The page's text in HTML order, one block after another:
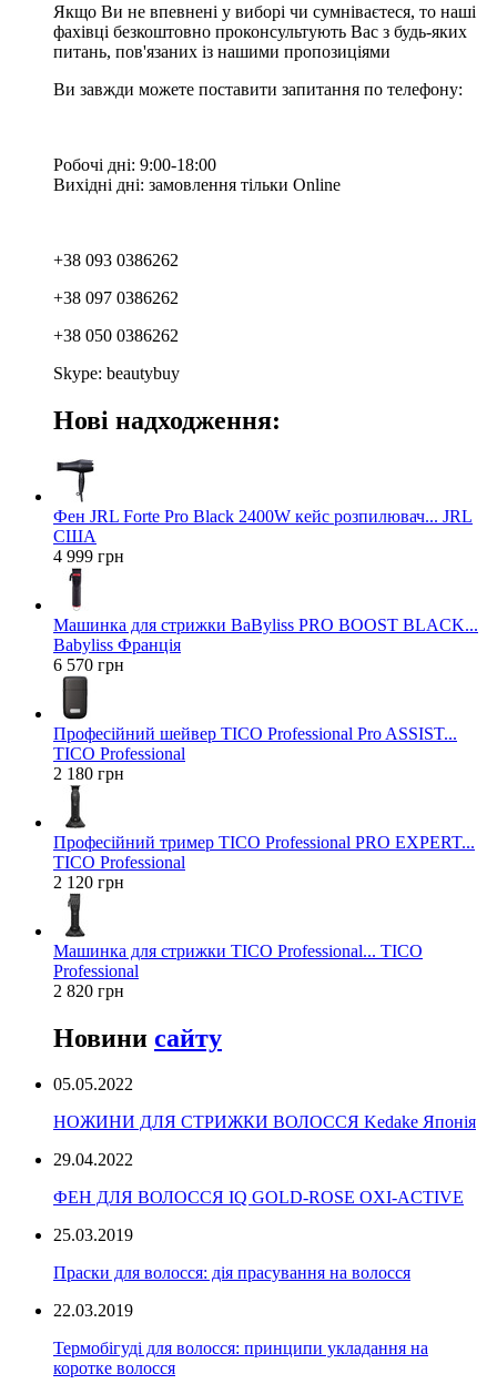
Якщо Ви не впевнені у виборі чи сумніваєтеся, то наші
фахівці безкоштовно проконсультують Вас з будь-яких
питань, пов'язаних із нашими пропозиціями
Ви завжди можете поставити запитання по телефону:
Робочі дні: 9:00-18:00
Вихідні дні: замовлення тільки Online
+38 093 0386262
+38 097 0386262
+38 050 0386262
Skype: beautybuy
Нові надходження:
Фен JRL Forte Pro Black 2400W кейс розпилювач... JRL
США
4 999 грн
Машинка для стрижки BaByliss PRO BOOST BLACK...
Babyliss Франція
6 570 грн
Професійний шейвер TICO Professional Pro ASSIST...
TICO Professional
2 180 грн
Професійний тример TICO Professional PRO EXPERT...
TICO Professional
2 120 грн
Машинка для стрижки TICO Professional... TICO
Professional
2 820 грн
Новини сайту
05.05.2022
НОЖИНИ ДЛЯ СТРИЖКИ ВОЛОССЯ Kedake Японія
29.04.2022
ФЕН ДЛЯ ВОЛОССЯ IQ GOLD-ROSE OXI-ACTIVE
25.03.2019
Праски для волосся: дія прасування на волосся
22.03.2019
Термобігуді для волосся: принципи укладання на
коротке волосся